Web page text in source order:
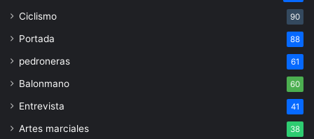
Ciclismo 90
Portada 88
pedroneras 61
Balonmano 60
Entrevista 41
Artes marciales 38